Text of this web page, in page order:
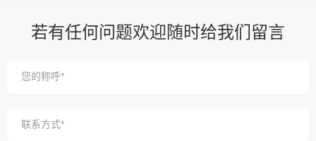
若有任何问题欢迎随时给我们留言